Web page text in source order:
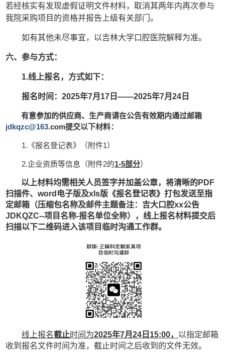
若经核实有发现虚假证明文件材料，取消其两年内再次参与
我院采购项目的资格并报告上级有关部门。
如有其他未尽事宜，以吉林大学口腔医院解释为准。
六、参与方式：
1.线上报名，方式如下：
报名时间：2025年7月17日——2025年7月24日
有意参加的供应商、生产商请在公告有效期内通过邮箱
jdkqzc@163.com提交以下材料：
1.《报名登记表》（附件1）
2.企业资质等信息（附件2的1-5部分）
以上材料均需相关人员签字并加盖公章，将清晰的PDF
扫描件、word电子版及xls版《报名登记表》打包发送至指
定邮箱（压缩包名称及邮件主题备注：吉大口腔xx公告
JDKQZC--项目名称-报名单位全称），线上报名材料提交后
扫描以下二维码进入该项目临时沟通工作群。
线上报名截止时间为2025年7月24 日 15:00， 以指定邮箱
收到报名文件时间为准，截止时间之后收到的文件无效。